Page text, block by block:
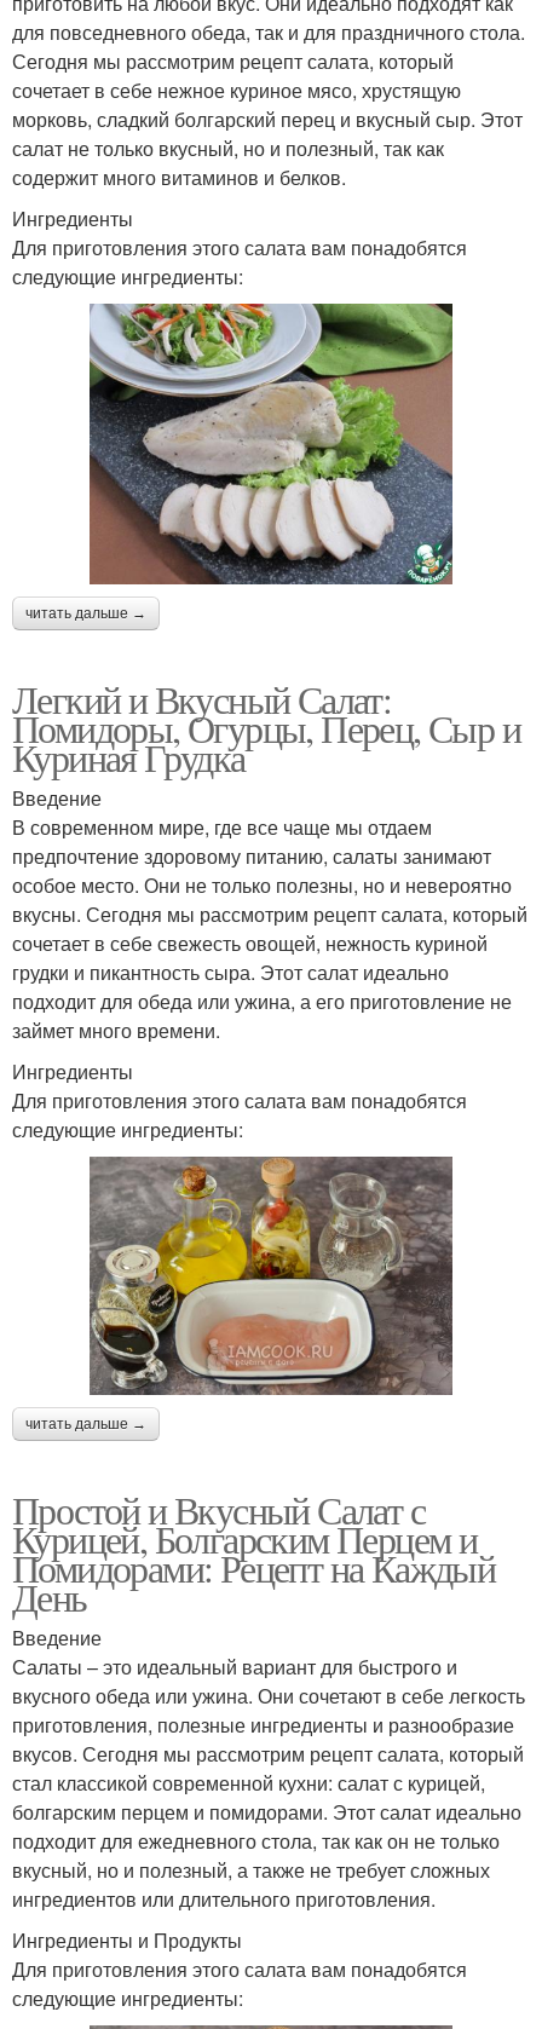
для повседневного обеда, так и для праздничного стола.
Сегодня мы рассмотрим рецепт салата, который
сочетает в себе нежное куриное мясо, хрустящую
морковь, сладкий болгарский перец и вкусный сыр. Этот
салат не только вкусный, но и полезный, так как
содержит много витаминов и белков.
Ингредиенты
Для приготовления этого салата вам понадобятся
следующие ингредиенты:
читать дальше →
Легкий и Вкусный Салат:
Помидоры, Огурцы, Перец, Сыр и
Куриная Грудка
Введение
В современном мире, где все чаще мы отдаем
предпочтение здоровому питанию, салаты занимают
особое место. Они не только полезны, но и невероятно
вкусны. Сегодня мы рассмотрим рецепт салата, который
сочетает в себе свежесть овощей, нежность куриной
грудки и пикантность сыра. Этот салат идеально
подходит для обеда или ужина, а его приготовление не
займет много времени.
Ингредиенты
Для приготовления этого салата вам понадобятся
следующие ингредиенты:
читать дальше →
Простой и Вкусный Салат с
Курицей, Болгарским Перцем и
Помидорами: Рецепт на Каждый
День
Введение
Салаты – это идеальный вариант для быстрого и
вкусного обеда или ужина. Они сочетают в себе легкость
приготовления, полезные ингредиенты и разнообразие
вкусов. Сегодня мы рассмотрим рецепт салата, который
стал классикой современной кухни: салат с курицей,
болгарским перцем и помидорами. Этот салат идеально
подходит для ежедневного стола, так как он не только
вкусный, но и полезный, а также не требует сложных
ингредиентов или длительного приготовления.
Ингредиенты и Продукты
Для приготовления этого салата вам понадобятся
следующие ингредиенты: